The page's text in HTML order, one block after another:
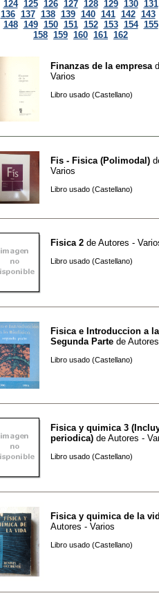
124 125 126 127 128 129 130 131
136 137 138 139 140 141 142 143
148 149 150 151 152 153 154 155
158 159 160 161 162
Finanzas de la empresa
Varios
Libro usado (Castellano)
Fis - Fisica (Polimodal)
Varios
Libro usado (Castellano)
Fisica 2 de Autores -
Libro usado (Castellano)
Fisica e Introduccion a
Segunda Parte de
Libro usado (Castellano)
Fisica y quimica 3
periodica) de Autores -
Libro usado (Castellano)
Fisica y quimica de la
Autores - Varios
Libro usado (Castellano)